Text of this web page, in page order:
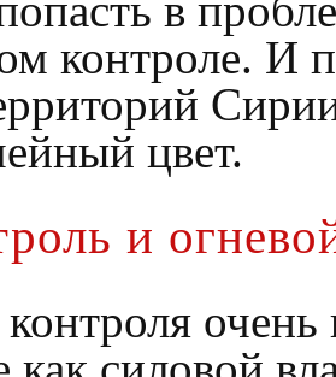
в
контроле. И
цвет.
и
очень